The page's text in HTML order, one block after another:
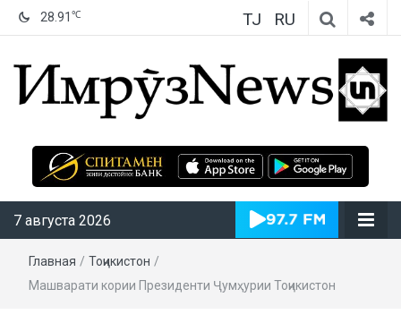
28.91 ℃ TJ RU
ИмрӯзNews
7 августа 2026
Главная / Тоҷикистон /
Машварати кории Президенти Ҷумҳурии Тоҷикистон